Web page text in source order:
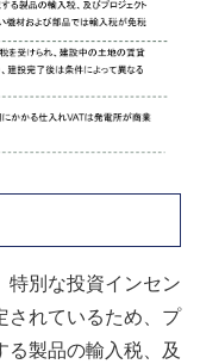
特別な投資インセン
されているため、プ
る製品の輸入税、及